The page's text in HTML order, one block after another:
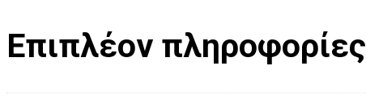
Επιπλέον πληροφορίες